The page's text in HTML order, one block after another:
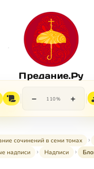
Предание.Ру
− 110% +
сочинений в семи томах
надписи
Надписи